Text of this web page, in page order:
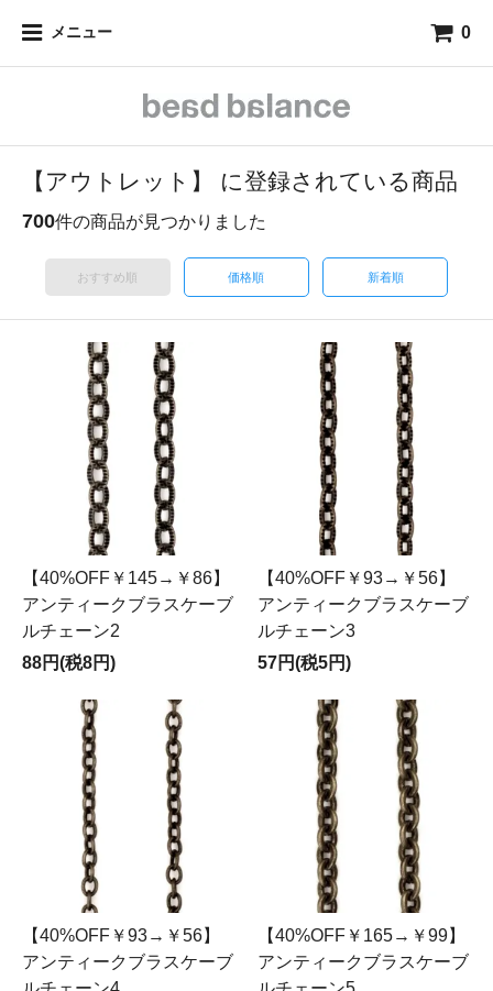
メニュー 0
【アウトレット】 に登録されている商品
700件の商品が見つかりました
おすすめ順 価格順 新着順
【40%OFF￥145→￥86】
アンティークブラスケーブ
ルチェーン2
88円(税8円)
【40%OFF￥93→￥56】
アンティークブラスケーブ
ルチェーン3
57円(税5円)
【40%OFF￥93→￥56】
アンティークブラスケーブ
【40%OFF￥165→￥99】
アンティークブラスケーブ